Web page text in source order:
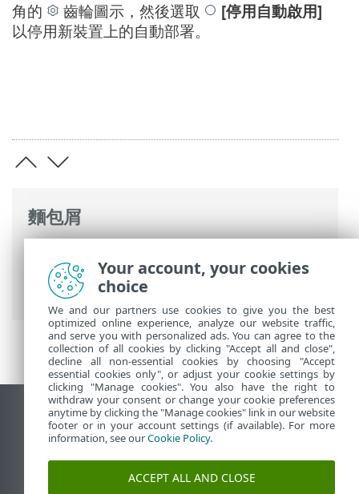
麵包屑
ESET PROTECT>ESET PROTECT 主功能表>
平台模組
> 啟用 ESET LiveGuard Advanced
角的
齒輪圖示，然後選取
[停用自動啟用]
以停用新裝置上的自動部署。
檢視桌面網站
End of Life
ESET 知識庫
Your account, your cookies
choice
We and our partners use cookies to give you the best
optimized online experience, analyze our website traffic,
and serve you with personalized ads. You can agree to the
collection of all cookies by clicking "Accept all and close",
decline all non-essential cookies by choosing "Accept
essential cookies only", or adjust your cookie settings by
clicking "Manage cookies". You also have the right to
withdraw your consent or change your cookie preferences
anytime by clicking the "Manage cookies" link in our website
footer or in your account settings (if available). For more
information, see ourCookie Policy.
ACCEPT ALL AND CLOSE